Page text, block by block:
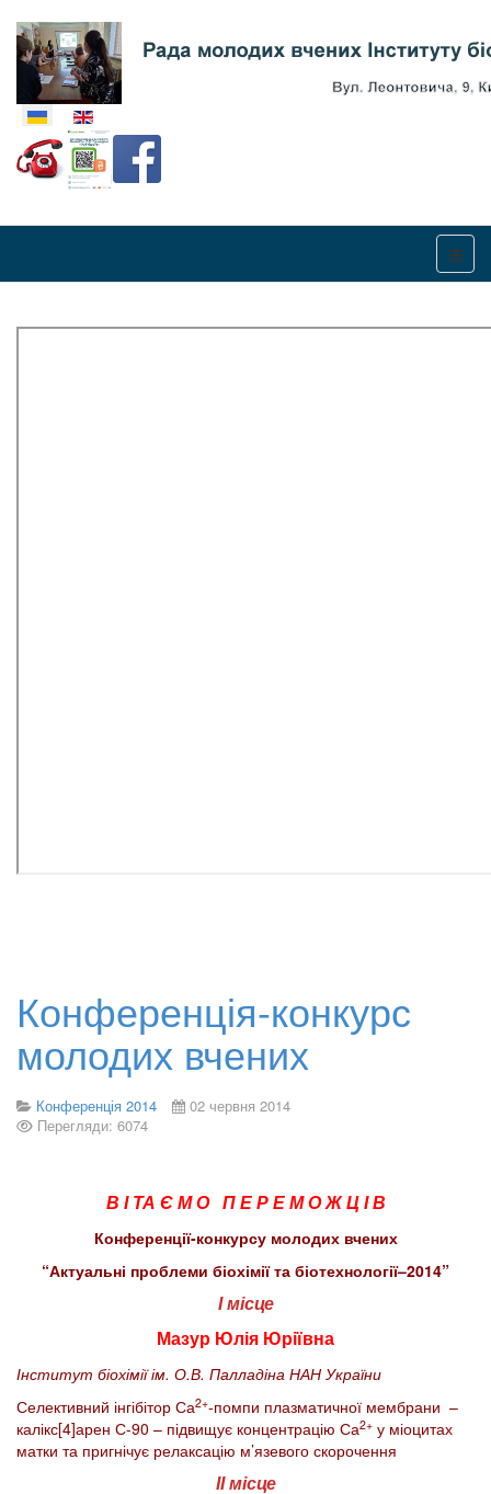
Оберіть свою мову
Конференція-конкурс
молодих вчених
Конференція 2014
02 червня 2014
Перегляди: 6074
В І ТА Є М О П Е Р Е М О Ж Ц І В
Конференції-конкурсу молодих вчених
“Актуальні проблеми біохімії та біотехнології–2014”
І місце
Мазур Юлія Юріївна
Інститут біохімії ім. О.В. Палладіна НАН України
Селективний інгібітор Са2+-помпи плазматичної мембрани –
калікс[4]арен С-90 – підвищує концентрацію Са2+ у міоцитах
матки та пригнічує релаксацію м’язевого скорочення
ІІ місце